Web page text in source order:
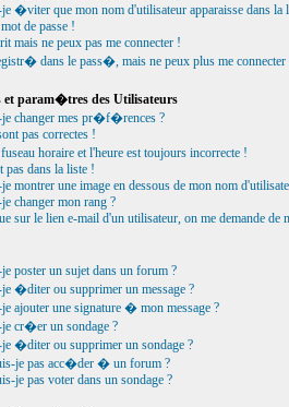
�viter que mon nom d'utilisateur apparaisse dans la
de passe !
mais ne peux pas me connecter !
dans le pass�, mais ne peux plus me connecter
param�tres des Utilisateurs
je changer mes pr�f�rences ?
pas correctes !
horaire et l'heure est toujours incorrecte !
pas dans la liste !
montrer une image en dessous de mon nom
changer mon rang ?
sur le lien e-mail d'un utilisateur, on me demande de
poster un sujet dans un forum ?
�diter ou supprimer un message ?
ajouter une signature � mon message ?
cr�er un sondage ?
�diter ou supprimer un sondage ?
je pas acc�der � un forum ?
je pas voter dans un sondage ?